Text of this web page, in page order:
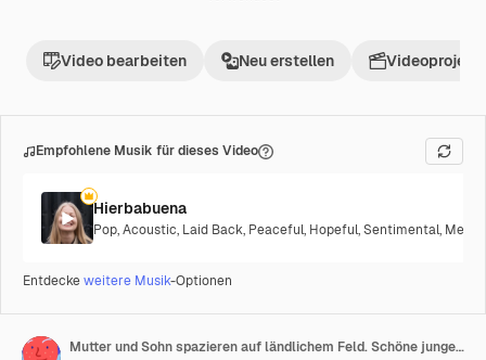
Video bearbeiten Neu erstellen Videoprojekt
Empfohlene Musik für dieses Video
Hierbabuena
Pop,Acoustic, Laid Back, Peaceful, Hopeful,Sentimental,
Entdeckeweitere Musik-Optionen
Mutter und Sohn spazieren auf ländlichem Feld. Schöne junge Mutter spaziert mit ihrem kleinen Sohn auf dem Weizenfeld.